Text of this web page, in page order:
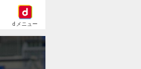
dメニュー